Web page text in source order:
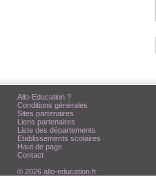
Allo-Education ?
Conditions générales
Sites partenaires
Liens partenaires
Liste des départements
Etablissements scolaires
Haut de page
Contact
© 2026 allo-education.fr